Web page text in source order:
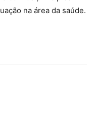
na área da saúde.